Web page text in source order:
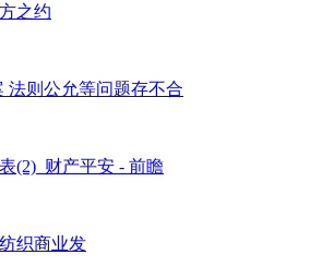
之约
法则公允等问题存不合
(2)_财产平安 - 前瞻
织商业发